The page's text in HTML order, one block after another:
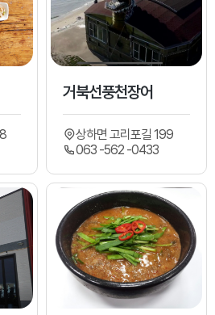
거북선풍천장어
상하면 고리포길 199
063 -562 -0433